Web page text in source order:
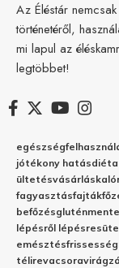
Az Éléstár
történetéről,
mi lapul az
legtöbbet!
egészség
jótékony hatásdiéta
ültetésvásárlás
fagyasztásfajták
befőzés
lépésről lépésre
emésztésfrissesség
télirevacsora